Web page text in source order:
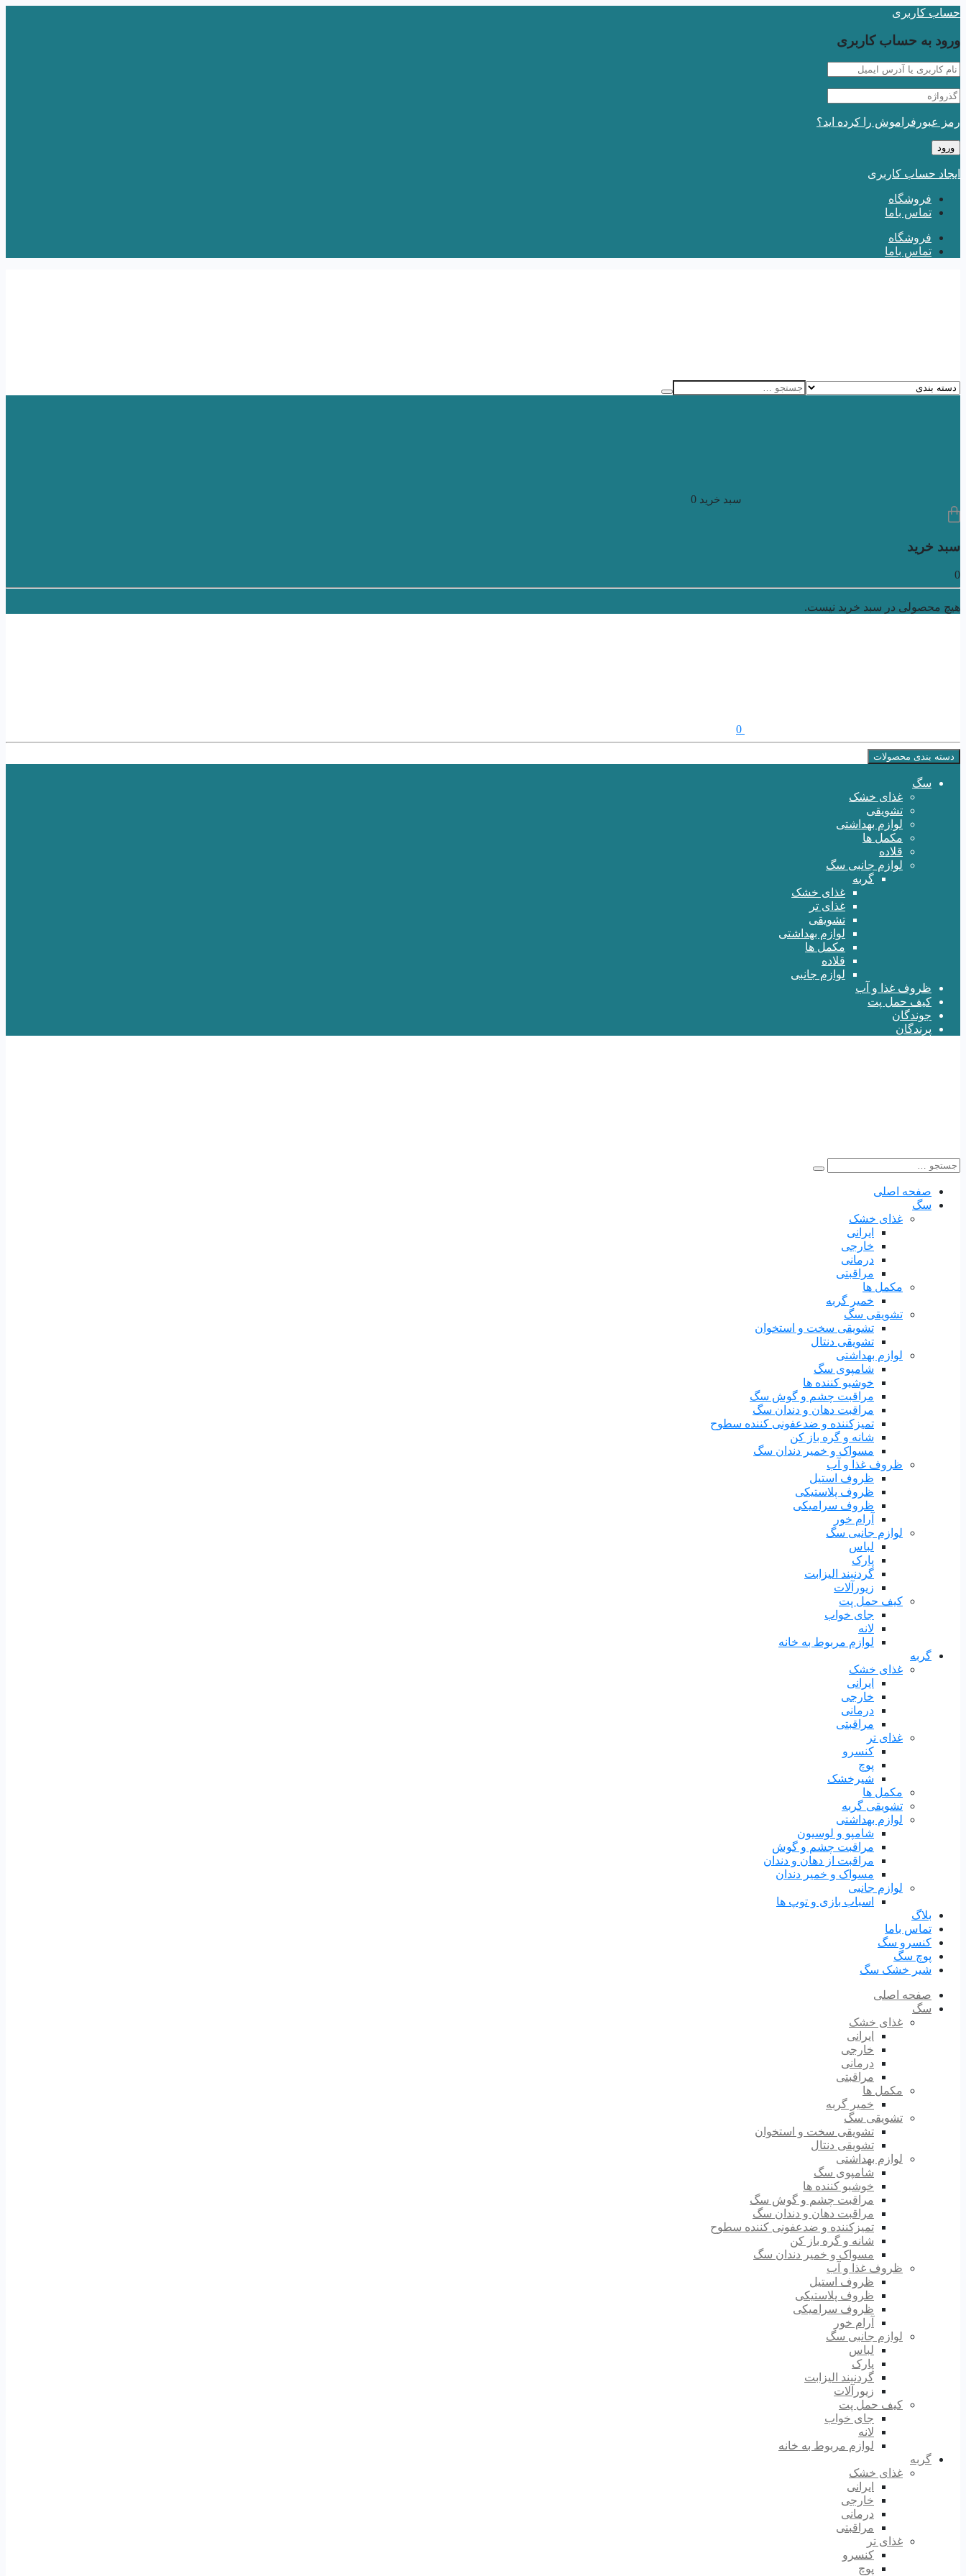
حساب کاربری
ورود به حساب کاربری
رمز عبورفراموش را کرده اید؟
ایجاد حساب کاربری
فروشگاه
تماس باما
فروشگاه
تماس باما
سبد خرید 0
سبد خرید
0
هیچ محصولی در سبد خرید نیست.
0
دسته بندی محصولات
سگ
غذای خشک
تشویقی
لوازم بهداشتی
مکمل ها
قلاده
لوازم جانبی سگ
گربه
غذای خشک
غذای تر
تشویقی
لوازم بهداشتی
مکمل ها
قلاده
لوازم جانبی
ظروف غذا و آب
کیف حمل پت
جوندگان
پرندگان
صفحه اصلی
سگ
غذای خشک
ایرانی
خارجی
درمانی
مراقبتی
مکمل ها
خمیر گربه
تشویقی سگ
تشویقی سخت و استخوان
تشویقی دنتال
لوازم بهداشتی
شامپوی سگ
خوشبو کننده ها
مراقبت چشم و گوش سگ
مراقبت دهان و دندان سگ
تمیزکننده و ضدعفونی کننده سطوح
شانه و گره باز کن
مسواک و خمیر دندان سگ
ظروف غذا و آب
ظروف استیل
ظروف پلاستیکی
ظروف سرامیکی
آرام خور
لوازم جانبی سگ
لباس
پارک
گردنبند الیزابت
زیورآلات
کیف حمل پت
جای خواب
لانه
لوازم مربوط به خانه
گربه
غذای خشک
ایرانی
خارجی
درمانی
مراقبتی
غذای تر
کنسرو
پوچ
شیرخشک
مکمل ها
تشویقی گربه
لوازم بهداشتی
شامپو و لوسیون
مراقبت چشم و گوش
مراقبت از دهان و دندان
مسواک و خمیر دندان
لوازم جانبی
اسباب بازی و توپ ها
بلاگ
تماس باما
کنسرو سگ
پوچ سگ
شیر خشک سگ
صفحه اصلی
سگ
غذای خشک
ایرانی
خارجی
درمانی
مراقبتی
مکمل ها
خمیر گربه
تشویقی سگ
تشویقی سخت و استخوان
تشویقی دنتال
لوازم بهداشتی
شامپوی سگ
خوشبو کننده ها
مراقبت چشم و گوش سگ
مراقبت دهان و دندان سگ
تمیزکننده و ضدعفونی کننده سطوح
شانه و گره باز کن
مسواک و خمیر دندان سگ
ظروف غذا و آب
ظروف استیل
ظروف پلاستیکی
ظروف سرامیکی
آرام خور
لوازم جانبی سگ
لباس
پارک
گردنبند الیزابت
زیورآلات
کیف حمل پت
جای خواب
لانه
لوازم مربوط به خانه
گربه
غذای خشک
ایرانی
خارجی
درمانی
مراقبتی
غذای تر
کنسرو
پوچ